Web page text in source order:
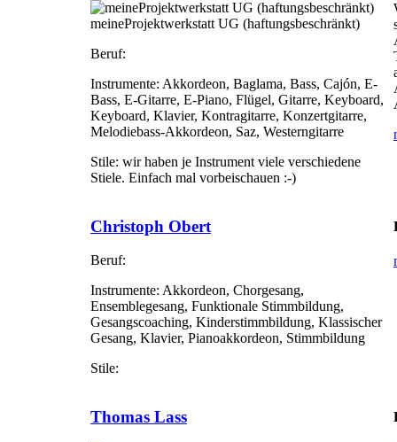
meineProjektwerkstatt UG (haftungsbeschränkt)
Beruf:
Instrumente: Akkordeon, Baglama, Bass, Cajón, E-
Bass, E-Gitarre, E-Piano, Flügel, Gitarre, Keyboard,
Keyboard, Klavier, Kontragitarre, Konzertgitarre,
Melodiebass-Akkordeon, Saz, Westerngitarre
Stile: wir haben je Instrument viele verschiedene
Stiele. Einfach mal vorbeischauen :-)
Christoph Obert
Beruf:
Instrumente: Akkordeon, Chorgesang,
Ensemblegesang, Funktionale Stimmbildung,
Gesangscoaching, Kinderstimmbildung, Klassischer
Gesang, Klavier, Pianoakkordeon, Stimmbildung
Stile:
Thomas Lass